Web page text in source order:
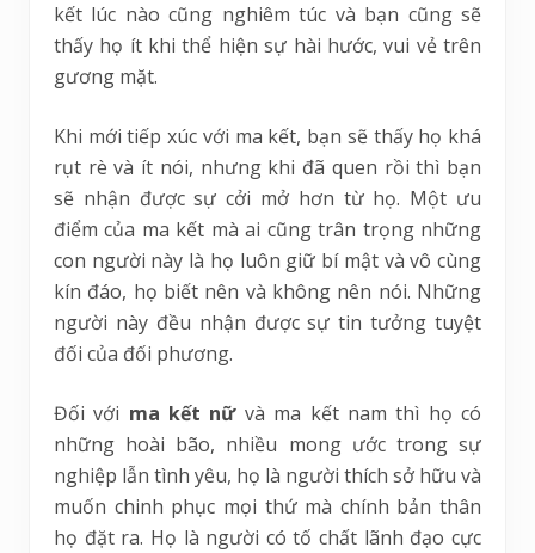
kết lúc nào cũng nghiêm túc và bạn cũng sẽ
thấy họ ít khi thể hiện sự hài hước, vui vẻ trên
gương mặt.
Khi mới tiếp xúc với ma kết, bạn sẽ thấy họ khá
rụt rè và ít nói, nhưng khi đã quen rồi thì bạn
sẽ nhận được sự cởi mở hơn từ họ. Một ưu
điểm của ma kết mà ai cũng trân trọng những
con người này là họ luôn giữ bí mật và vô cùng
kín đáo, họ biết nên và không nên nói. Những
người này đều nhận được sự tin tưởng tuyệt
đối của đối phương.
Đối với ma kết nữvà ma kết nam thì họ có
những hoài bão, nhiều mong ước trong sự
nghiệp lẫn tình yêu, họ là người thích sở hữu và
muốn chinh phục mọi thứ mà chính bản thân
họ đặt ra. Họ là người có tố chất lãnh đạo cực